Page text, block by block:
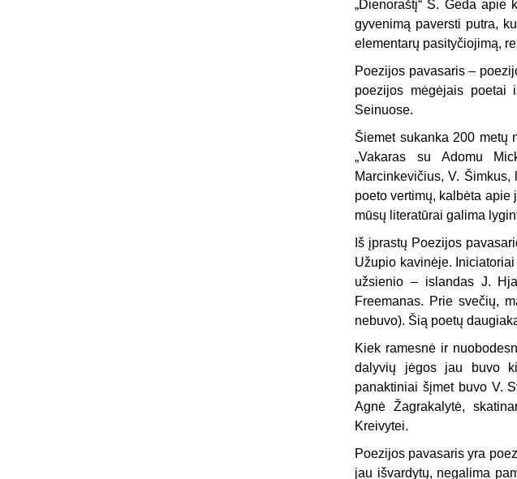
„Dienoraštį“ S. Geda apie
gyvenimą paversti putra,
elementarų pasityčiojimą,
Poezijos pavasaris –
poezijos mėgėjais poetai
Seinuose.
Šiemet sukanka 200 metų
„Vakaras su Adomu
Marcinkevičius, V.
poeto vertimų, kalbėta apie
mūsų literatūrai galima
Iš įprastų Poezijos
Užupio kavinėje.
užsienio – islandas J.
Freemanas. Prie svečių,
nebuvo). Šią poetų
Kiek ramesnė ir
dalyvių jėgos jau buvo
panaktiniai šįmet buvo V.
Agnė Žagrakalytė,
Kreivytei.
Poezijos pavasaris yra
jau išvardytų, negalima